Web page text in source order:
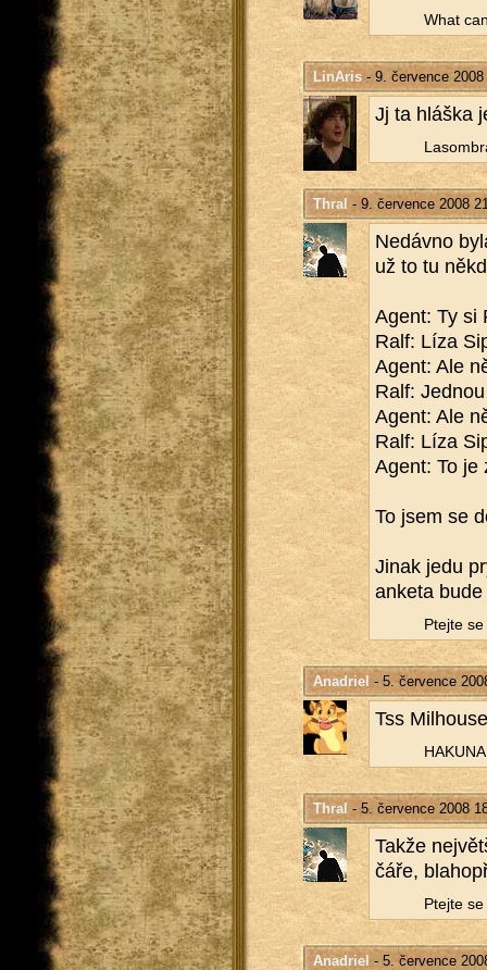
What
LinAris- 9. července 2008
Jj ta hláš­ka
Thral - 9. července 2008
Ne­dáv­no
už to tu
Agent: Ty si
Ralf: Líza
Agent: Ale
Ralf:
Agent: Ale
Ralf: Líza
Agent: To je
To jsem se
Jinak jedu
an­ke­ta
Ptej­te
Anadriel - 5. července
Tss
Thral - 5. července 2008
Takže
čáře,
Ptej­te
Anadriel - 5. července